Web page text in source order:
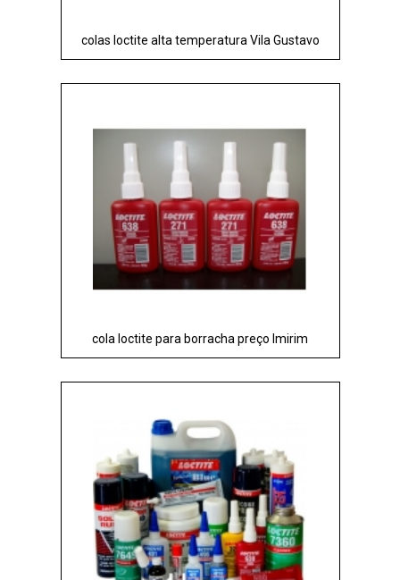
colas loctite alta temperatura Vila Gustavo
cola loctite para borracha preço Imirim